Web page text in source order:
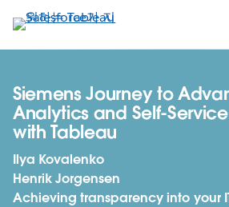
요
콘
건
Siemens Journey to
Analytics and Self-
with Tableau
Ilya Kovalenko
Henrik Jorgensen
Achieving transparency into your